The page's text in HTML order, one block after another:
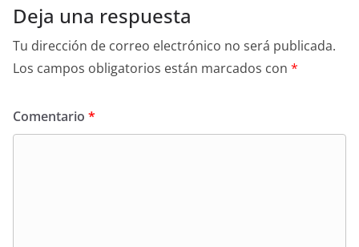
Deja una respuesta
Tu dirección de correo electrónico no será publicada.
Los campos obligatorios están marcados con *
Comentario *